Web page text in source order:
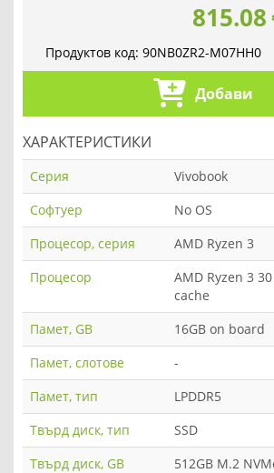
815.08
Продуктов код: 90NB0ZR2-M07HH0
Добави
ХАРАКТЕРИСТИКИ
Серия
Vivobook
Софтуер
No OS
Процесор, серия
AMD Ryzen 3
Процесор
AMD Ryzen 3
cache
Памет, GB
16GB on board
Памет, слотове
-
Памет, тип
LPDDR5
Твърд диск, тип
SSD
Твърд диск, GB
512GB M.2